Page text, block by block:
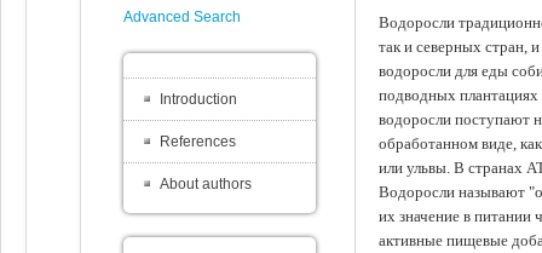
Водоросли
так и северных стран,
водоросли для еды
подводных
водоросли поступают
обработанном виде,
или ульвы. В странах
Водоросли называют
их значение в питании
активные пищевые
Advanced Search
Introduction
References
About authors